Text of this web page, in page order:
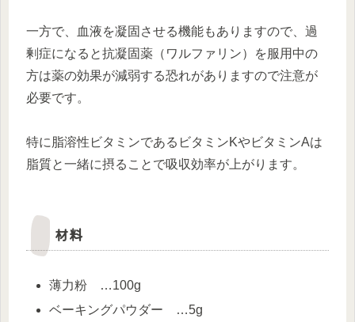
一方で、血液を凝固させる機能もありますので、過
剰症になると抗凝固薬（ワルファリン）を服用中の
方は薬の効果が減弱する恐れがありますので注意が
必要です。
特に脂溶性ビタミンであるビタミンKやビタミンAは
脂質と一緒に摂ることで吸収効率が上がります。
材料
薄力粉 …100g
ベーキングパウダー …5g